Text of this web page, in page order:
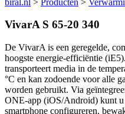
VivarA S 65-20 340
De VivarA is een geregelde,
hoogste energie-efficiëntie
transporteert media in de
°C en kan zodoende voor alle
worden gebruikt. Via
ONE-app (iOS/Android) kunt
smartphone configureren,